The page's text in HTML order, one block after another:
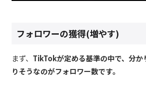
フォロワーの獲得(増やす)
まず、 TikTokが定める基準の中で、分か
りそうなのがフォロワー数です。